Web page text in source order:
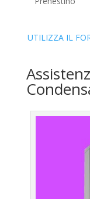
UTILIZZA IL